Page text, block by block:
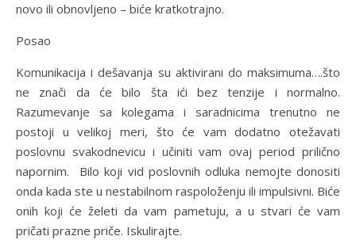
novo ili obnovljeno – biće kratkotrajno.
Posao
Komunikacija i dešavanja su aktivirani do maksimuma….što
ne znači da će bilo šta ići bez tenzije i normalno.
Razumevanje sa kolegama i saradnicima trenutno ne
postoji u velikoj meri, što će vam dodatno otežavati
poslovnu svakodnevicu i učiniti vam ovaj period prilično
napornim. Bilo koji vid poslovnih odluka nemojte donositi
onda kada ste u nestabilnom raspoloženju ili impulsivni. Biće
onih koji će želeti da vam pametuju, a u stvari će vam
pričati prazne priče. Iskulirajte.